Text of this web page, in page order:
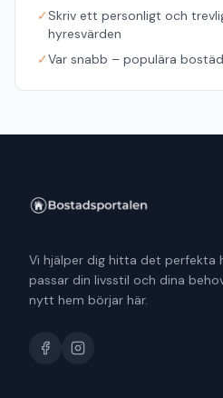
✓Skriv ett personligt och
hyresvärden
✓Var snabb – populära
Vi hjälper dig hitta det perfekta
passar din livsstil och dina
nytt hem börjar här.